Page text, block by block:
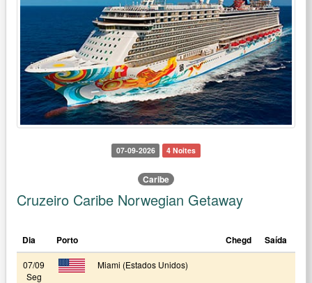
07-09-2026 4 Noites
Caribe
Cruzeiro Caribe Norwegian Getaway
Dia Porto Chegd Saída
07/09
Seg
Miami (Estados Unidos)